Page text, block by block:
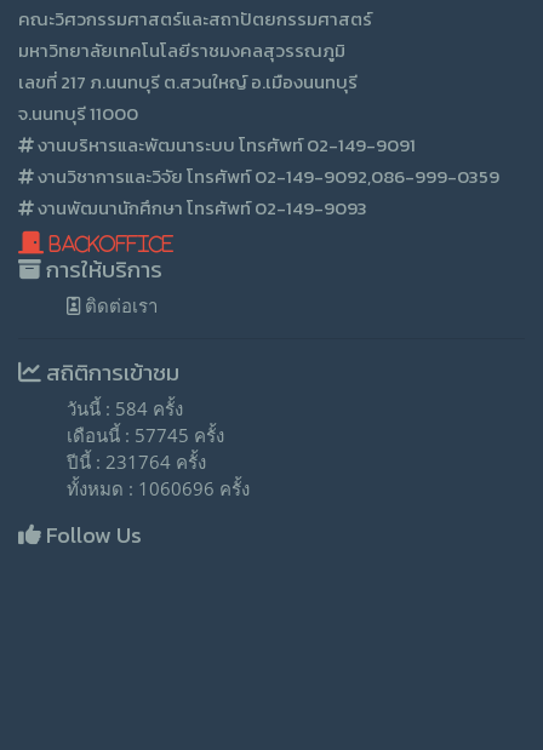
คณะวิศวกรรมศาสตร์และสถาปัตยกรรมศาสตร์
มหาวิทยาลัยเทคโนโลยีราชมงคลสุวรรณภูมิ
เลขที่ 217 ภ.นนทบุรี ต.สวนใหญ์ อ.เมืองนนทบุรี
จ.นนทบุรี 11000
งานบริหารและพัฒนาระบบ โทรศัพท์ 02-149-9091
งานวิชาการและวิจัย โทรศัพท์ 02-149-9092,086-999-0359
งานพัฒนานักศึกษา โทรศัพท์ 02-149-9093
BackOffice
การให้บริการ
ติดต่อเรา
สถิติการเข้าชม
วันนี้ : 584 ครั้ง
เดือนนี้ : 57745 ครั้ง
ปีนี้ : 231764 ครั้ง
ทั้งหมด : 1060696 ครั้ง
Follow Us